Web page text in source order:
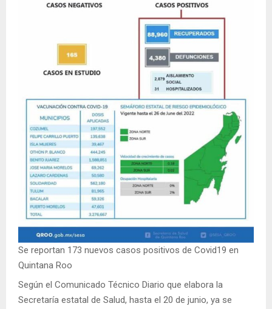
Se reportan 173 nuevos casos positivos de Covid19 en
Quintana Roo
Según el Comunicado Técnico Diario que elabora la
Secretaría estatal de Salud, hasta el 20 de junio, ya se